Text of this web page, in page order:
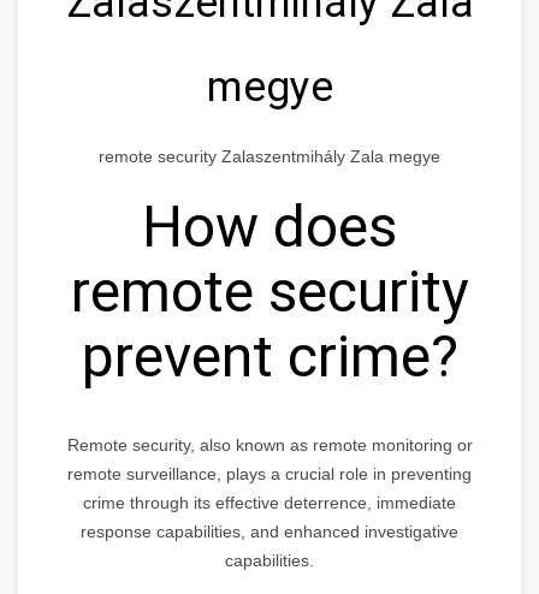
megye
remote security Zalaszentmihály Zala megye
How does
remote security
prevent crime?
Remote security, also known as remote monitoring or
remote surveillance, plays a crucial role in preventing
crime through its effective deterrence, immediate
response capabilities, and enhanced investigative
capabilities.